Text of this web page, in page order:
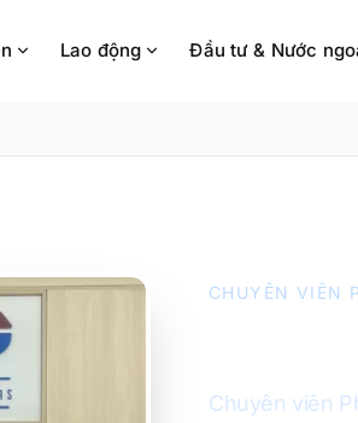
Lao động Đầu tư & Nước
CHUYÊN VIÊN
Chuyên viên